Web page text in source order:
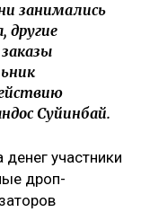
занимались
другие
Суйинбай.
участники
дроп-